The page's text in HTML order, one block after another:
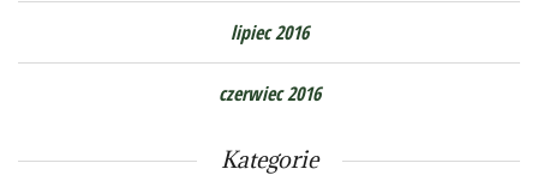
lipiec 2016
czerwiec 2016
Kategorie